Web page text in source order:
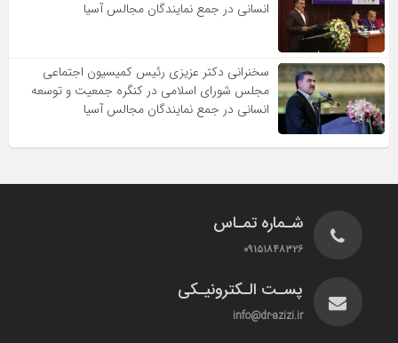
انسانى در جمع نمایندگان مجالس آسیا
سخنرانى دکتر عزیزى رئیس کمیسیون اجتماعى
مجلس شوراى اسلامى در کنگره جمعیت و توسعه
انسانى در جمع نمایندگان مجالس آسیا
شـماره تمـاس
۰۹۱۵۱۸۴۸۳۲۶
پسـت الـکترونیـکی
info@dr-azizi.ir